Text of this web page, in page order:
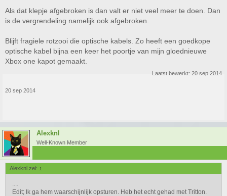
de input, en blijft er losjes in hangen of valt er weer uit.
Is er nog een andere manier wat ik kan proberen?
Of zal ik hem moeten opsturen voor garantie? Heb hem pas een half jaar..
Edit; Ik ga hem waarschijnlijk opsturen. Heb het echt gehad met Tritton.
Vond de geluidskwaliteit ook niet echt geweldig door de té veel
instelmogelijkheden.
Heb de Astro A50 besteld. Ook geen gedoe meer met kabels, en gewoon
Wanneer ik deze Tritton terug krijg, ga ik hem verkopen..
Als dat klepje afgebroken is dan valt er niet veel meer te doen. Dan
is de vergrendeling namelijk ook afgebroken.
Blijft fragiele rotzooi die optische kabels. Zo heeft een goedkope
optische kabel bijna een keer het poortje van mijn gloednieuwe
Xbox one kapot gemaakt.
Laatst bewerkt: 20 sep 2014
20 sep 2014
Alexknl
Well-Known Member
Alexknl zei: ↑
....
Edit; Ik ga hem waarschijnlijk opsturen. Heb het echt gehad met Tritton.